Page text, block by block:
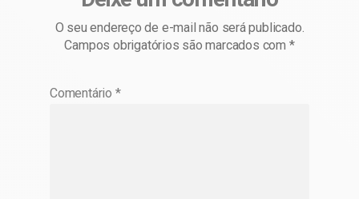
O seu endereço de e-mail não será publicado.
Campos obrigatórios são marcados com *
Comentário *